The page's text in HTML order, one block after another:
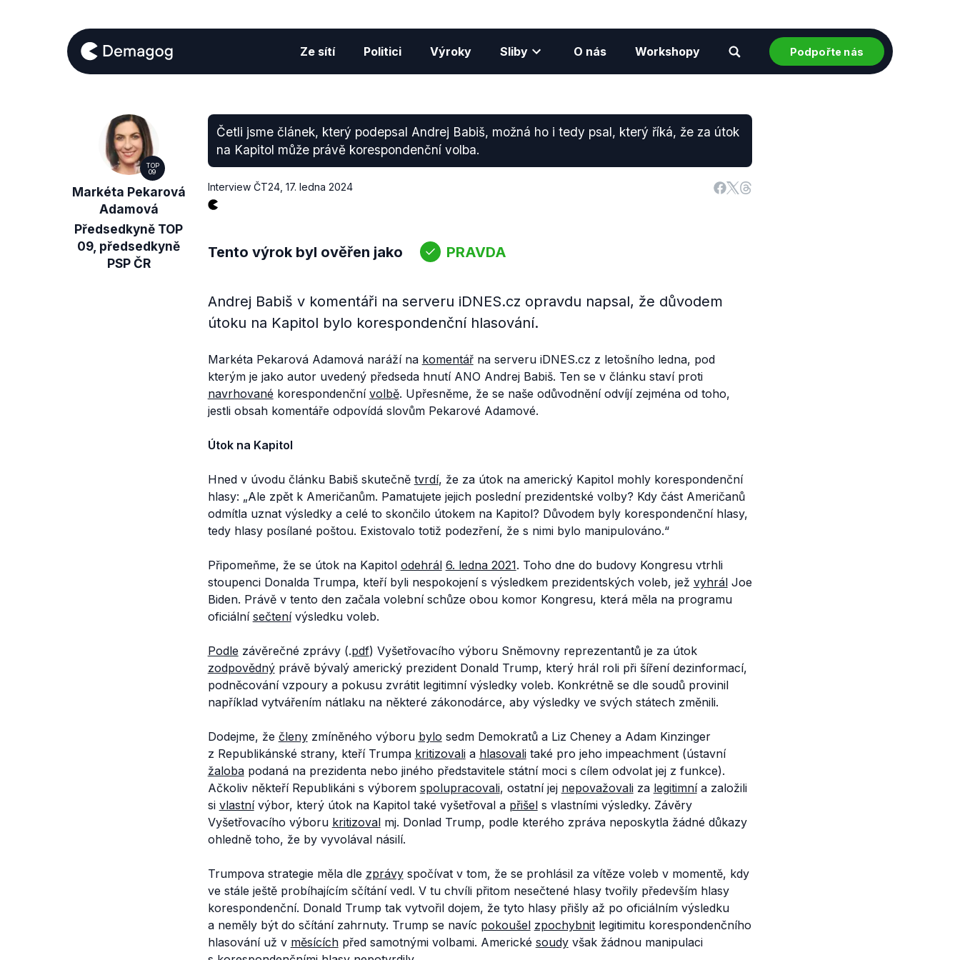
Ze sítí Politici Výroky Sliby O nás Workshopy Podpořte nás
TOP
09
Markéta Pekarová
Adamová
Předsedkyně TOP
09, předsedkyně
PSP ČR
Četli jsme článek, který podepsal Andrej Babiš, možná ho i tedy psal, který říká, že za útok
na Kapitol může právě korespondenční volba.
Interview ČT24, 17. ledna 2024
Tento výrok byl ověřen jako PRAVDA
Andrej Babiš v komentáři na serveru iDNES.cz opravdu napsal, že důvodem
útoku na Kapitol bylo korespondenční hlasování.
Markéta Pekarová Adamová naráží na komentářna serveru iDNES.cz z letošního ledna, pod
kterým je jako autor uvedený předseda hnutí ANO Andrej Babiš. Ten se v článku staví proti
navrhované korespondenční volbě. Upřesněme, že se naše odůvodnění odvíjí zejména od toho,
jestli obsah komentáře odpovídá slovům Pekarové Adamové.
Útok na Kapitol
Hned v úvodu článku Babiš skutečně tvrdí, že za útok na americký Kapitol mohly korespondenční
hlasy: „Ale zpět k Američanům. Pamatujete jejich poslední prezidentské volby? Kdy část Američanů
odmítla uznat výsledky a celé to skončilo útokem na Kapitol? Důvodem byly korespondenční hlasy,
tedy hlasy posílané poštou. Existovalo totiž podezření, že s nimi bylo manipulováno.“
Připomeňme, že se útok na Kapitol odehrál 6. ledna 2021. Toho dne do budovy Kongresu vtrhli
stoupenci Donalda Trumpa, kteří byli nespokojení s výsledkem prezidentských voleb, jež vyhrálJoe
Biden. Právě v tento den začala volební schůze obou komor Kongresu, která měla na programu
oficiální sečtenívýsledku voleb.
Podle závěrečné zprávy (.pdf) Vyšetřovacího výboru Sněmovny reprezentantů je za útok
zodpovědnýprávě bývalý americký prezident Donald Trump, který hrál roli při šíření dezinformací,
podněcování vzpoury a pokusu zvrátit legitimní výsledky voleb. Konkrétně se dle soudů provinil
například vytvářením nátlaku na některé zákonodárce, aby výsledky ve svých státech změnili.
Dodejme, že členyzmíněného výboru bylo sedm Demokratů a Liz Cheney a Adam Kinzinger
z Republikánské strany, kteří Trumpa kritizovalia hlasovalitaké pro jeho impeachment (ústavní
žalobapodaná na prezidenta nebo jiného představitele státní moci s cílem odvolat jej z funkce).
Ačkoliv někteří Republikáni s výborem spolupracovali, ostatní jej nepovažovaliza legitimnía založili
si vlastnívýbor, který útok na Kapitol také vyšetřoval a přišels vlastními výsledky. Závěry
Vyšetřovacího výboru kritizovalmj. Donlad Trump, podle kterého zpráva neposkytla žádné důkazy
ohledně toho, že by vyvolával násilí.
Trumpova strategie měla dle zprávyspočívat v tom, že se prohlásil za vítěze voleb v momentě, kdy
ve stále ještě probíhajícím sčítání vedl. V tu chvíli přitom nesečtené hlasy tvořily především hlasy
korespondenční. Donald Trump tak vytvořil dojem, že tyto hlasy přišly až po oficiálním výsledku
a neměly být do sčítání zahrnuty. Trump se navíc pokoušel zpochybnitlegitimitu korespondenčního
hlasování už v měsícíchpřed samotnými volbami. Americké soudyvšak žádnou manipulaci